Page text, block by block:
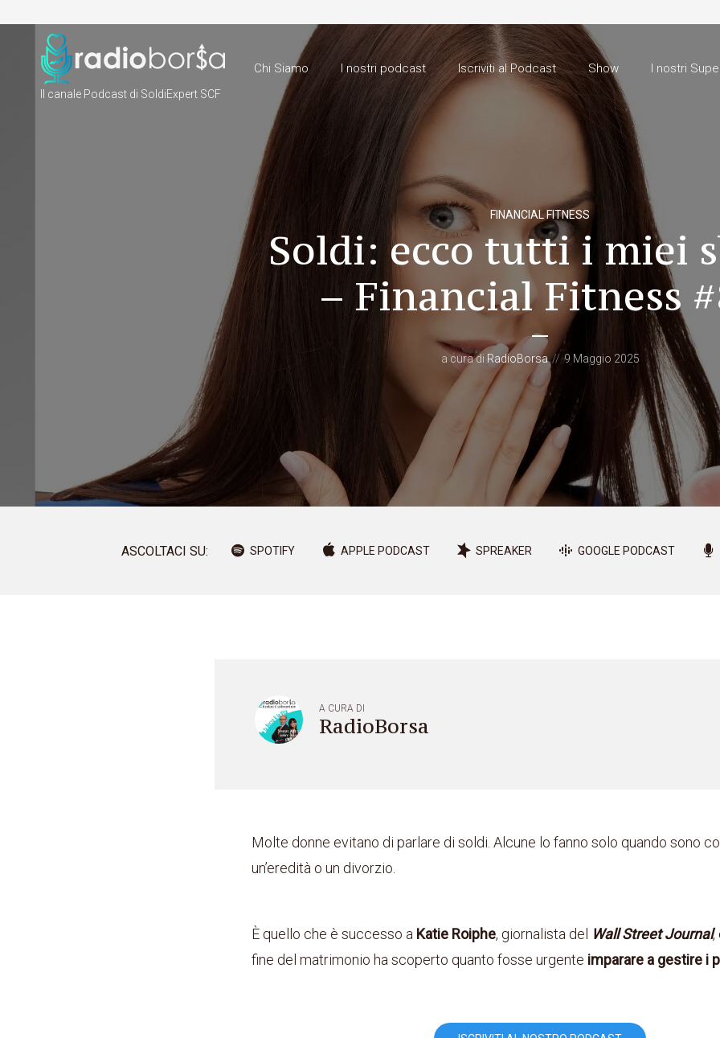
Il canale Podcast di SoldiExpert SCF
Chi Siamo I nostri podcast Iscriviti al Podcast Show I nostri
FINANCIAL FITNESS
Soldi: ecco tutti i miei
– Financial Fitness
a cura di RadioBorsa 9 Maggio 2025
ASCOLTACI SU: SPOTIFY APPLE PODCAST SPREAKER GOOGLE PODCAST
A CURA DI
RadioBorsa
Molte donne evitano di parlare di soldi. Alcune lo fanno solo quando sono
un’eredità o un divorzio.
È quello che è successo a Katie Roiphe, giornalista del Wall Street Journal,
fine del matrimonio ha scoperto quanto fosse urgente imparare a gestire i